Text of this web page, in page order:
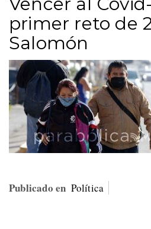
primer reto de
Salomón
Publicado en Política